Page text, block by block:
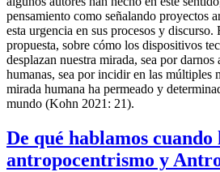
pensamiento como señalando proyectos
esta urgencia en sus procesos y discurso.
propuesta, sobre cómo los dispositivos
desplazan nuestra mirada, sea por darnos
humanas, sea por incidir en las múltiples
mirada humana ha permeado y
mundo (Kohn 2021: 21).
De qué hablamos cuando
antropocentrismo y